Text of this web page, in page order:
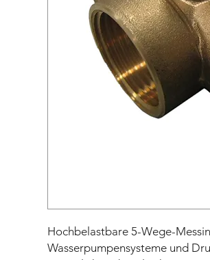
Hochbelastbare 5-Wege-
Wasserpumpensysteme und